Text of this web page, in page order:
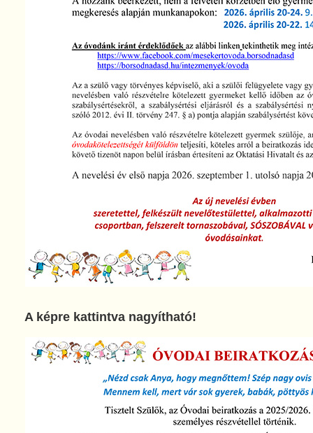
A képre kattintva nagyítható!